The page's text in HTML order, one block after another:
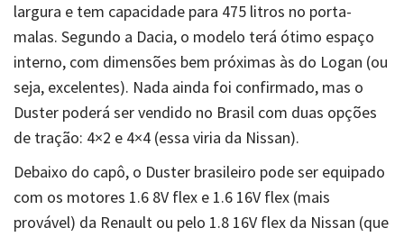
largura e tem capacidade para 475 litros no porta-
malas. Segundo a Dacia, o modelo terá ótimo espaço
interno, com dimensões bem próximas às do Logan (ou
seja, excelentes). Nada ainda foi confirmado, mas o
Duster poderá ser vendido no Brasil com duas opções
de tração: 4×2 e 4×4 (essa viria da Nissan).
Debaixo do capô, o Duster brasileiro pode ser equipado
com os motores 1.6 8V flex e 1.6 16V flex (mais
provável) da Renault ou pelo 1.8 16V flex da Nissan (que